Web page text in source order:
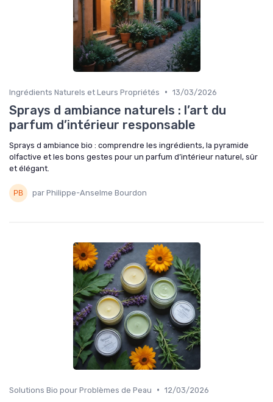
Ingrédients Naturels et Leurs Propriétés • 13/03/2026
Sprays d ambiance naturels : l’art du
parfum d’intérieur responsable
Sprays d ambiance bio : comprendre les ingrédients, la pyramide
olfactive et les bons gestes pour un parfum d’intérieur naturel, sûr
et élégant.
par Philippe-Anselme Bourdon
Solutions Bio pour Problèmes de Peau • 12/03/2026